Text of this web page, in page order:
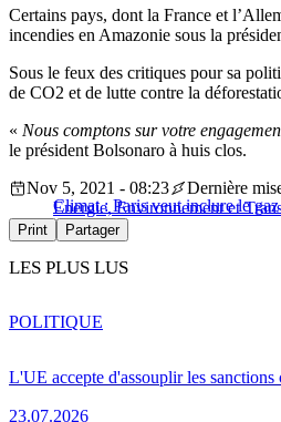
Certains pays, dont la France et
incendies en Amazonie sous la
Sous le feux des critiques pour sa
de CO2 et de lutte contre la
« Nous comptons sur votre
le président Bolsonaro à huis clos.
Climat : Paris veut inclure le
Nov 5, 2021 - 08:23
Dernière
Energie, Environnement et
Print Partager
LES PLUS LUS
L'UE accepte d'assouplir les sanctions
23.07.2026
POLITIQUE